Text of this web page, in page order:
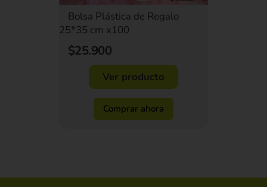
Bolsa Plástica de Regalo
25*35 cm x100
$25.900
Ver producto
Comprar ahora